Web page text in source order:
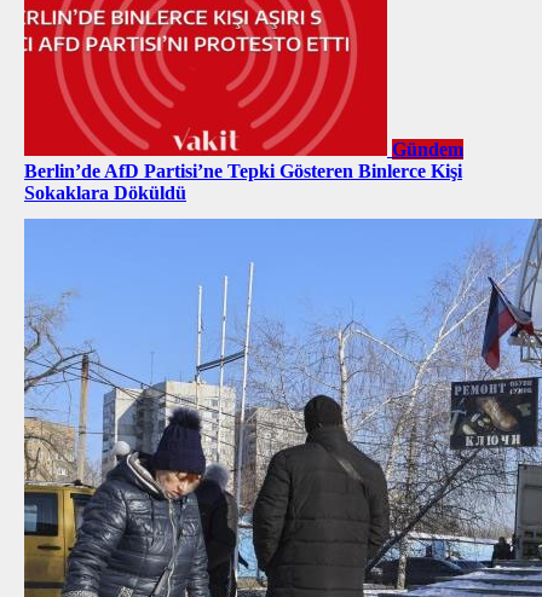
Gündem
Berlin’de AfD Partisi’ne Tepki Gösteren Binlerce Kişi
Sokaklara Döküldü